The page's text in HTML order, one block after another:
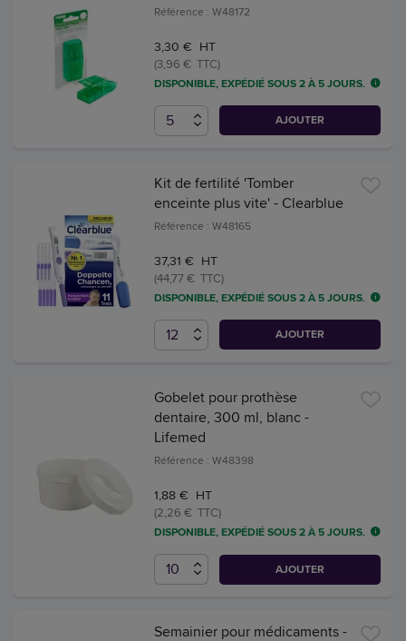
Référence : W48172
3,30 € HT
(3,96 € TTC)
DISPONIBLE, EXPÉDIÉ SOUS 2 À 5 JOURS.
AJOUTER
Kit de fertilité 'Tomber
enceinte plus vite' - Clearblue
Référence : W48165
37,31 € HT
(44,77 € TTC)
DISPONIBLE, EXPÉDIÉ SOUS 2 À 5 JOURS.
AJOUTER
Gobelet pour prothèse
dentaire, 300 ml, blanc -
Lifemed
Référence : W48398
1,88 € HT
(2,26 € TTC)
DISPONIBLE, EXPÉDIÉ SOUS 2 À 5 JOURS.
AJOUTER
Semainier pour médicaments -